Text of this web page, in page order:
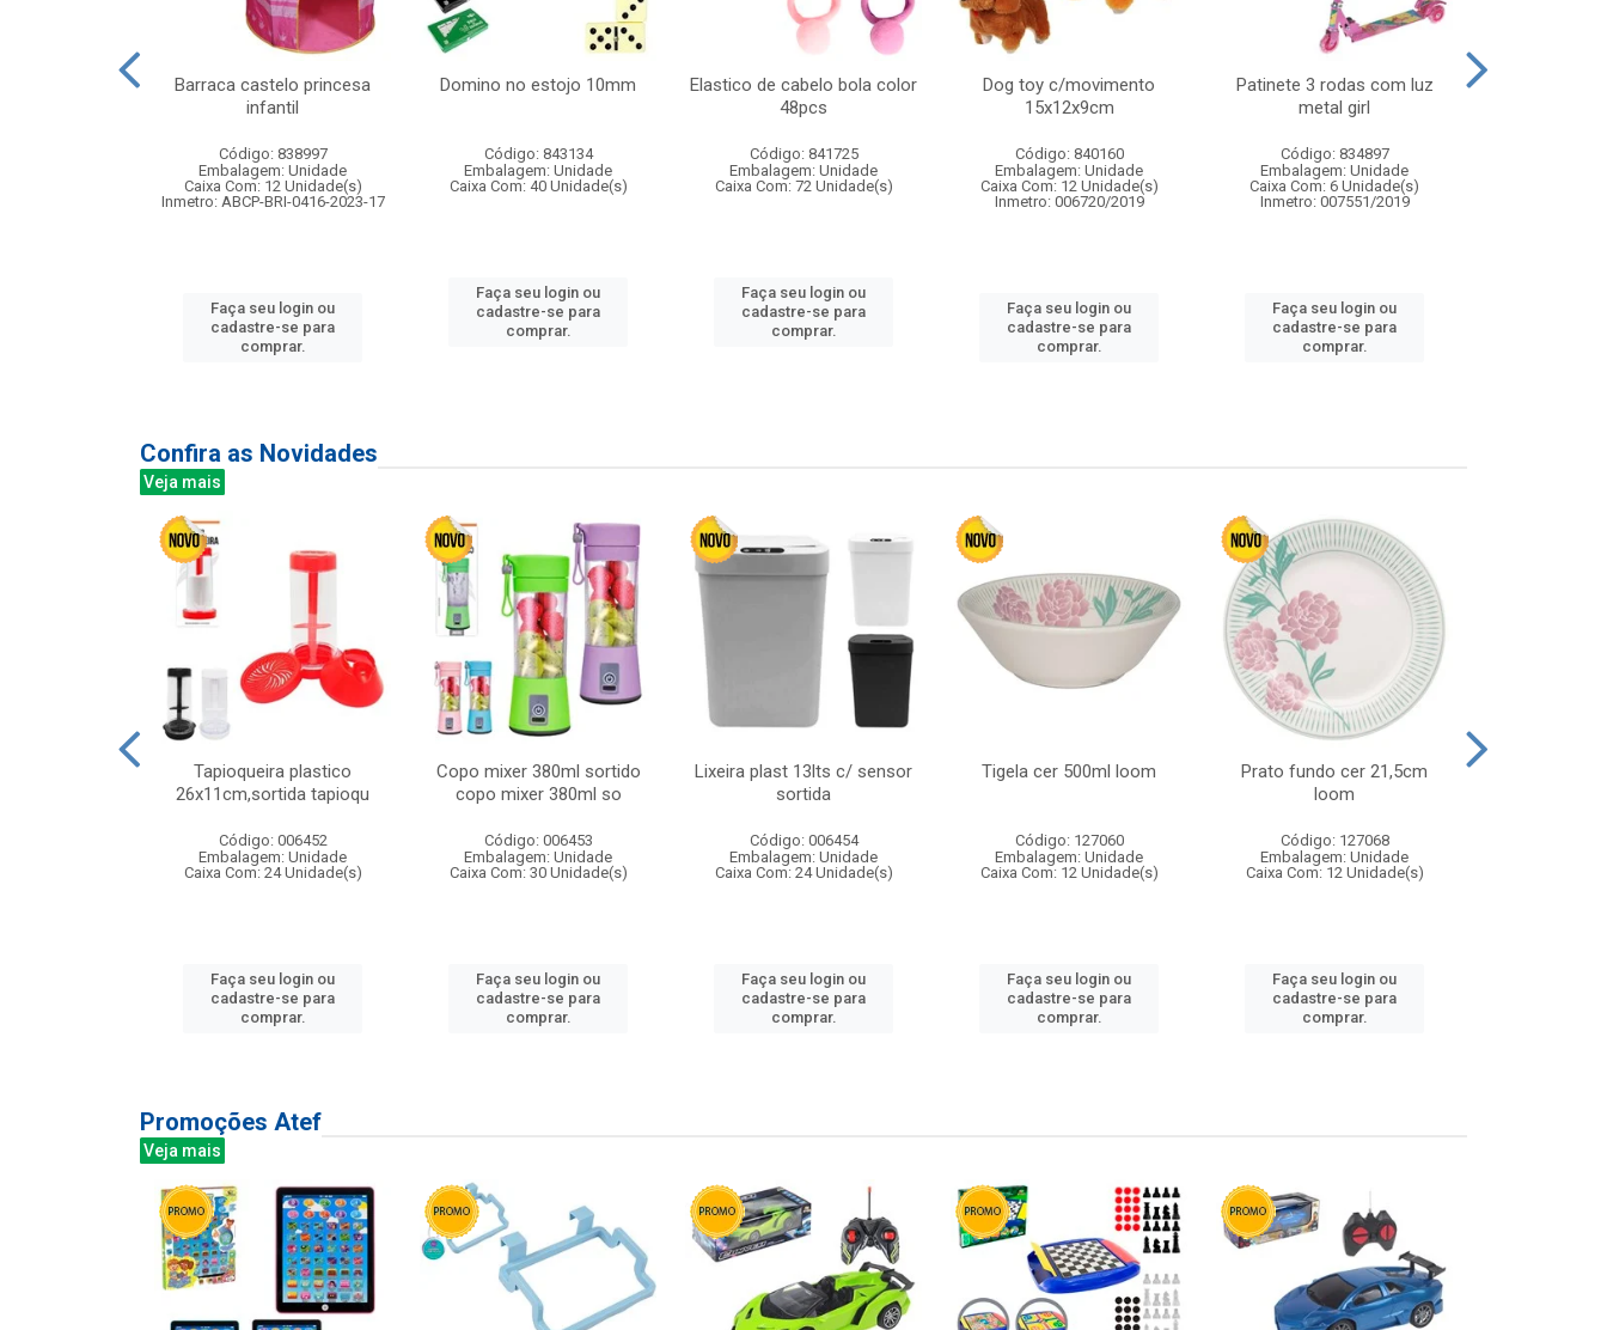
Barraca castelo princesa
infantil
Código: 838997
Embalagem: Unidade
Caixa Com: 12 Unidade(s)
Inmetro: ABCP-BRI-0416-2023-17
Faça seu login ou
cadastre-se para
comprar.
Domino no estojo 10mm
Código: 843134
Embalagem: Unidade
Caixa Com: 40 Unidade(s)
Faça seu login ou
cadastre-se para
comprar.
Elastico de cabelo bola color
48pcs
Código: 841725
Embalagem: Unidade
Caixa Com: 72 Unidade(s)
Faça seu login ou
cadastre-se para
comprar.
Dog toy c/movimento
15x12x9cm
Código: 840160
Embalagem: Unidade
Caixa Com: 12 Unidade(s)
Inmetro: 006720/2019
Faça seu login ou
cadastre-se para
comprar.
Patinete 3 rodas com luz
metal girl
Código: 834897
Embalagem: Unidade
Caixa Com: 6 Unidade(s)
Inmetro: 007551/2019
Faça seu login ou
cadastre-se para
comprar.
Confira as Novidades
Veja mais
Tapioqueira plastico
26x11cm,sortida tapioqu
Código: 006452
Embalagem: Unidade
Caixa Com: 24 Unidade(s)
Faça seu login ou
cadastre-se para
comprar.
Copo mixer 380ml sortido
copo mixer 380ml so
Código: 006453
Embalagem: Unidade
Caixa Com: 30 Unidade(s)
Faça seu login ou
cadastre-se para
comprar.
Lixeira plast 13lts c/ sensor
sortida
Código: 006454
Embalagem: Unidade
Caixa Com: 24 Unidade(s)
Faça seu login ou
cadastre-se para
comprar.
Tigela cer 500ml loom
Código: 127060
Embalagem: Unidade
Caixa Com: 12 Unidade(s)
Faça seu login ou
cadastre-se para
comprar.
Prato fundo cer 21,5cm
loom
Código: 127068
Embalagem: Unidade
Caixa Com: 12 Unidade(s)
Faça seu login ou
cadastre-se para
comprar.
Promoções Atef
Veja mais